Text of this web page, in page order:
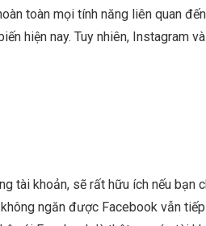
toàn mọi tính năng liên quan
hiện nay. Tuy nhiên, Instagram
tài khoản, sẽ rất hữu ích nếu bạn
ngăn được Facebook vẫn